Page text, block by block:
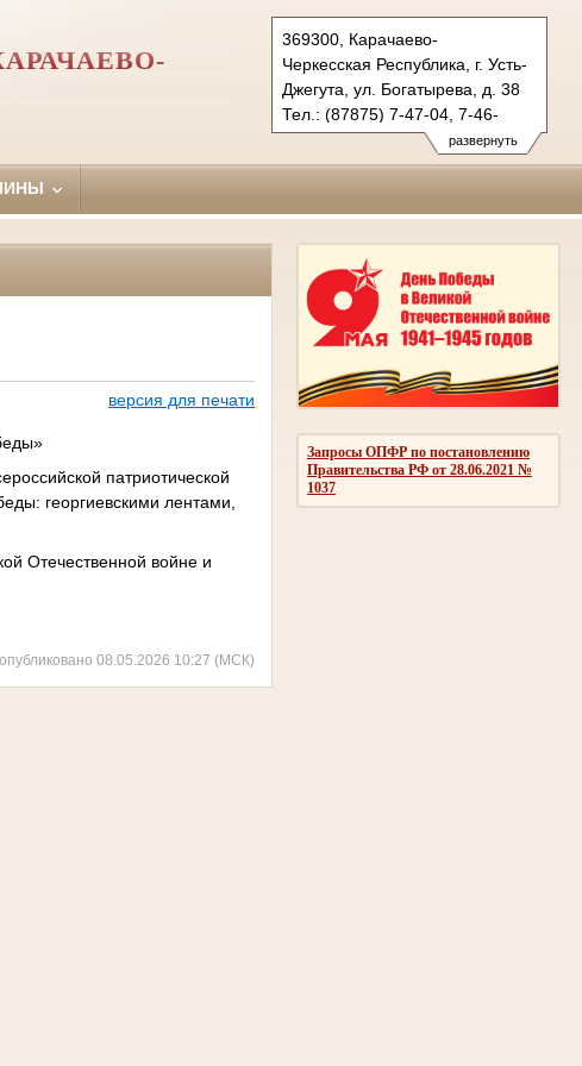
развернуть
369300, Карачаево-
Черкесская Республика, г. Усть-
Джегута, ул. Богатырева, д. 38
Тел.: (87875) 7-47-04, 7-46-
98 (ф.)
ust-djegutinsky.kchr@sudrf.ru
Запросы ОПФР по постановлению
Правительства РФ от 28.06.2021 №
1037
версия для печати
патриотической
георгиевскими лентами,
Отечественной войне и
опубликовано 08.05.2026 10:27 (МСК)